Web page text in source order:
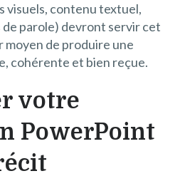
visuels, contenu textuel,
de parole) devront servir cet
moyen de produire une
cohérente et bien reçue.
votre
PowerPoint